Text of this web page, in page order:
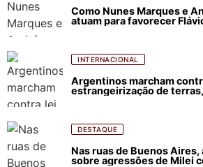
Como Nunes Marques e
atuam para favorecer
INTERNACIONAL
Argentinos marcham
estrangeirização de
DESTAQUE
Nas ruas de Buenos
sobre agressões de Milei